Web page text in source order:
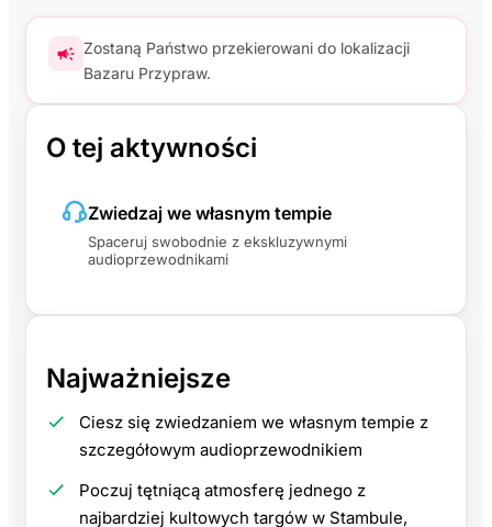
Zostaną Państwo przekierowani do lokalizacji
Bazaru Przypraw.
O tej aktywności
Zwiedzaj we własnym tempie
Spaceruj swobodnie z ekskluzywnymi
audioprzewodnikami
Najważniejsze
Ciesz się zwiedzaniem we własnym tempie z
szczegółowym audioprzewodnikiem
Poczuj tętniącą atmosferę jednego z
najbardziej kultowych targów w Stambule,